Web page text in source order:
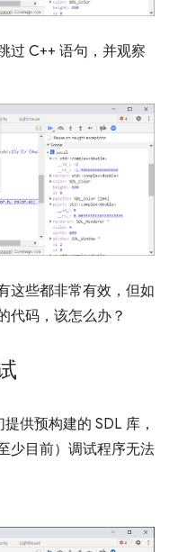
过 C++ 语句，并观察
这些都非常有效，但如
代码，该怎么办？
供预构建的 SDL 库，
少目前）调试程序无法